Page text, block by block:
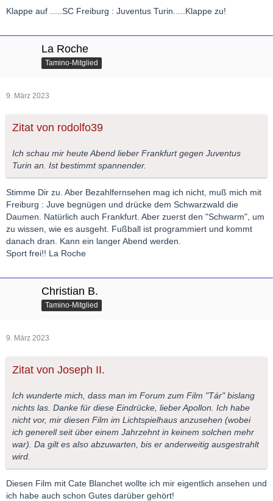
Klappe auf .....SC Freiburg : Juventus Turin.....Klappe zu!
La Roche
Tamino-Mitglied
9. März 2023
Zitat von rodolfo39
Ich schau mir heute Abend lieber Frankfurt gegen Juventus
Turin an. Ist bestimmt spannender.
Stimme Dir zu. Aber Bezahlfernsehen mag ich nicht, muß mich mit
Freiburg : Juve begnügen und drücke dem Schwarzwald die
Daumen. Natürlich auch Frankfurt. Aber zuerst den "Schwarm", um
zu wissen, wie es ausgeht. Fußball ist programmiert und kommt
danach dran. Kann ein langer Abend werden.
Sport frei!! La Roche
Christian B.
Tamino-Mitglied
9. März 2023
Zitat von Joseph II.
Ich wunderte mich, dass man im Forum zum Film "Tár" bislang
nichts las. Danke für diese Eindrücke, lieber Apollon. Ich habe
nicht vor, mir diesen Film im Lichtspielhaus anzusehen (wobei
ich generell seit über einem Jahrzehnt in keinem solchen mehr
war). Da gilt es also abzuwarten, bis er anderweitig ausgestrahlt
wird.
Diesen Film mit Cate Blanchet wollte ich mir eigentlich ansehen und
ich habe auch schon Gutes darüber gehört!